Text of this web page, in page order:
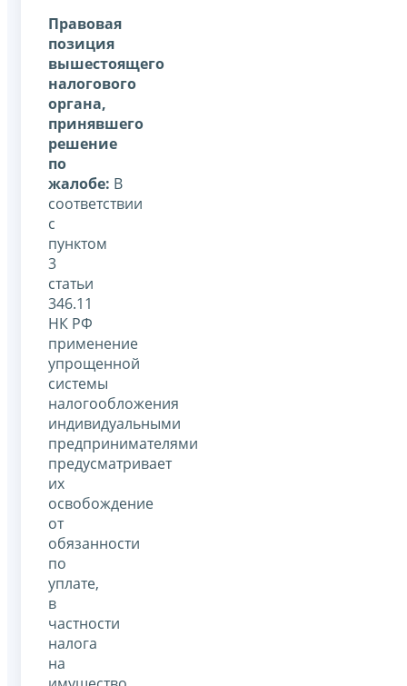
Правовая
позиция
вышестоящего
налогового
органа,
принявшего
решение
по
жалобе: В
соответствии
с
пунктом
3
статьи
346.11
НК РФ
применение
упрощенной
системы
налогообложения
индивидуальными
предпринимателями
предусматривает
их
освобождение
от
обязанности
по
уплате,
в
частности
налога
на